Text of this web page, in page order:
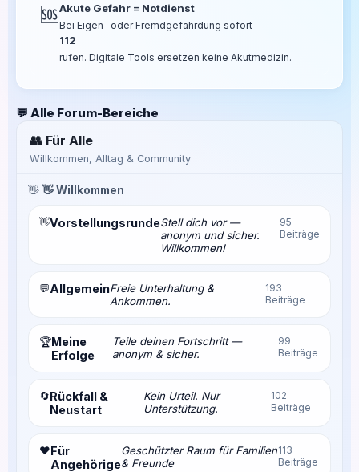
🆘Akute Gefahr = Notdienst
Bei Eigen- oder Fremdgefährdung sofort
112
rufen. Digitale Tools ersetzen keine Akutmedizin.
💬 Alle Forum-Bereiche
👥 Für Alle
Willkommen, Alltag & Community
👋 👋 Willkommen
👋VorstellungsrundeStell dich vor —
anonym und sicher.
Willkommen!
95
Beiträge
💬AllgemeinFreie Unterhaltung &
Ankommen.
193
Beiträge
🏆Meine
Erfolge
Teile deinen Fortschritt —
anonym & sicher.
99
Beiträge
🔄Rückfall &
Neustart
Kein Urteil. Nur
Unterstützung.
102
Beiträge
❤️Für
Angehörige
Geschützter Raum für Familien
& Freunde
113
Beiträge